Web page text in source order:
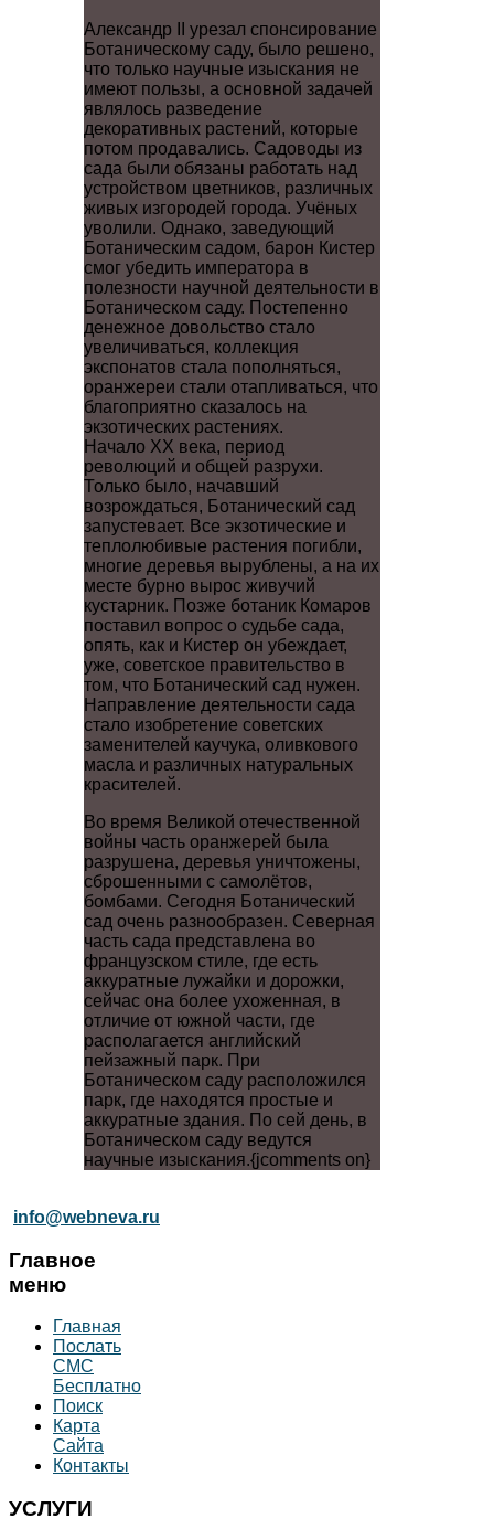
Александр II урезал спонсирование
Ботаническому саду, было решено,
что только научные изыскания не
имеют пользы, а основной задачей
являлось разведение
декоративных растений, которые
потом продавались. Садоводы из
сада были обязаны работать над
устройством цветников, различных
живых изгородей города. Учёных
уволили. Однако, заведующий
Ботаническим садом, барон Кистер
смог убедить императора в
полезности научной деятельности в
Ботаническом саду. Постепенно
денежное довольство стало
увеличиваться, коллекция
экспонатов стала пополняться,
оранжереи стали отапливаться, что
благоприятно сказалось на
экзотических растениях.
Начало XX века, период
революций и общей разрухи.
Только было, начавший
возрождаться, Ботанический сад
запустевает. Все экзотические и
теплолюбивые растения погибли,
многие деревья вырублены, а на их
месте бурно вырос живучий
кустарник. Позже ботаник Комаров
поставил вопрос о судьбе сада,
опять, как и Кистер он убеждает,
уже, советское правительство в
том, что Ботанический сад нужен.
Направление деятельности сада
стало изобретение советских
заменителей каучука, оливкового
масла и различных натуральных
красителей.
Во время Великой отечественной
войны часть оранжерей была
разрушена, деревья уничтожены,
сброшенными с самолётов,
бомбами. Сегодня Ботанический
сад очень разнообразен. Северная
часть сада представлена во
французском стиле, где есть
аккуратные лужайки и дорожки,
сейчас она более ухоженная, в
отличие от южной части, где
располагается английский
пейзажный парк. При
Ботаническом саду расположился
парк, где находятся простые и
аккуратные здания. По сей день, в
Ботаническом саду ведутся
научные изыскания.{jcomments on}
info@webneva.ru
Главное
меню
Главная
Послать
СМС
Бесплатно
Поиск
Карта
Сайта
Контакты
УСЛУГИ